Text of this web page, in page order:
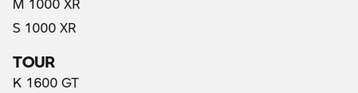
S 1000 XR
TOUR
K 1600 GT